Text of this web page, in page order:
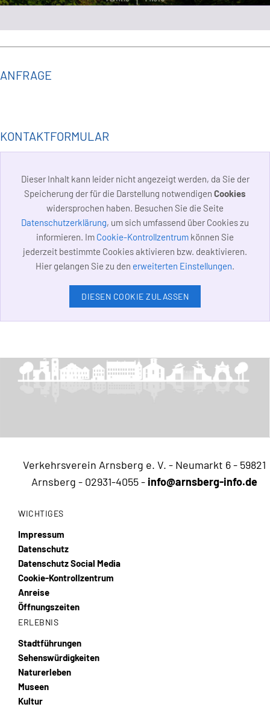
ANFRAGE
KONTAKTFORMULAR
Dieser Inhalt kann leider nicht angezeigt werden, da Sie der
Speicherung der für die Darstellung notwendigen Cookies
widersprochen haben. Besuchen Sie die Seite
Datenschutzerklärung, um sich umfassend über Cookies zu
informieren. Im Cookie-Kontrollzentrum können Sie
jederzeit bestimmte Cookies aktivieren bzw. deaktivieren.
Hier gelangen Sie zu den erweiterten Einstellungen.
DIESEN COOKIE ZULASSEN
Verkehrsverein Arnsberg e. V. - Neumarkt 6 - 59821
Arnsberg - 02931-4055- info@arnsberg-info.de
WICHTIGES
Impressum
Datenschutz
Datenschutz Social Media
Cookie-Kontrollzentrum
Anreise
Öffnungszeiten
ERLEBNIS
Stadtführungen
Sehenswürdigkeiten
Naturerleben
Museen
Kultur